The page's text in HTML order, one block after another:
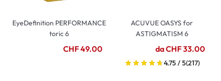
EyeDefinition PERFORMANCE
toric 6
CHF 49.00
ACUVUE OASYS for
ASTIGMATISM 6
da CHF 33.00
4.75 / 5(217)